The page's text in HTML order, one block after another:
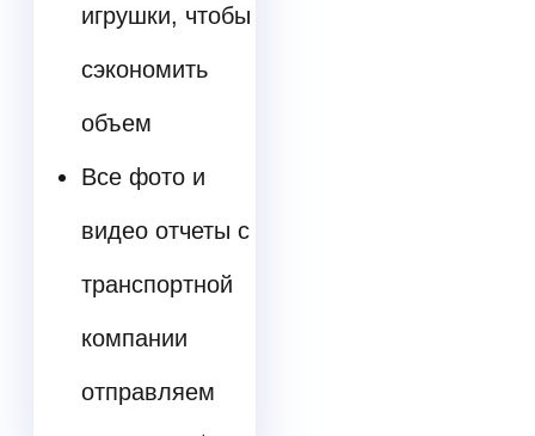
игрушки, чтобы
сэкономить
объем
Все фото и
видео отчеты с
транспортной
компании
отправляем